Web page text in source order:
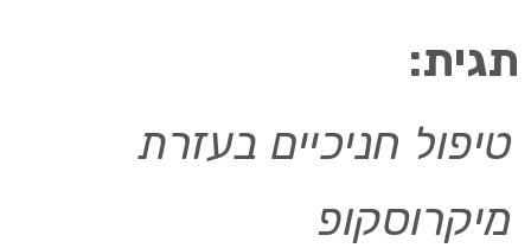
תגית:
טיפול חניכיים בעזרת
מיקרוסקופ